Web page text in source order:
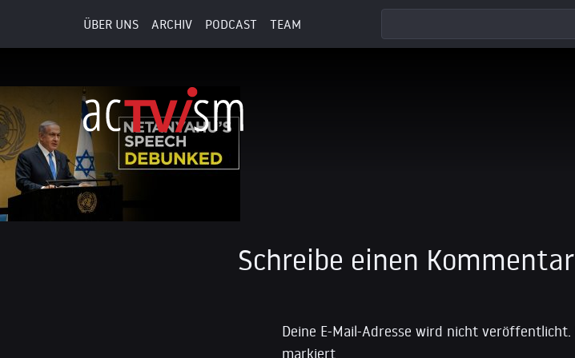
ÜBER UNS ARCHIV PODCAST TEAM
30. September 2025
Schreibe einen Kommentar
Deine E-Mail-Adresse wird nicht veröffentlicht.
markiert